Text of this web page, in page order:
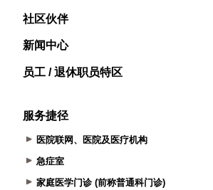
社区伙伴
新闻中心
员工 / 退休职员特区
服务捷径
医院联网、医院及医疗机构
急症室
家庭医学门诊 (前称普通科门诊)